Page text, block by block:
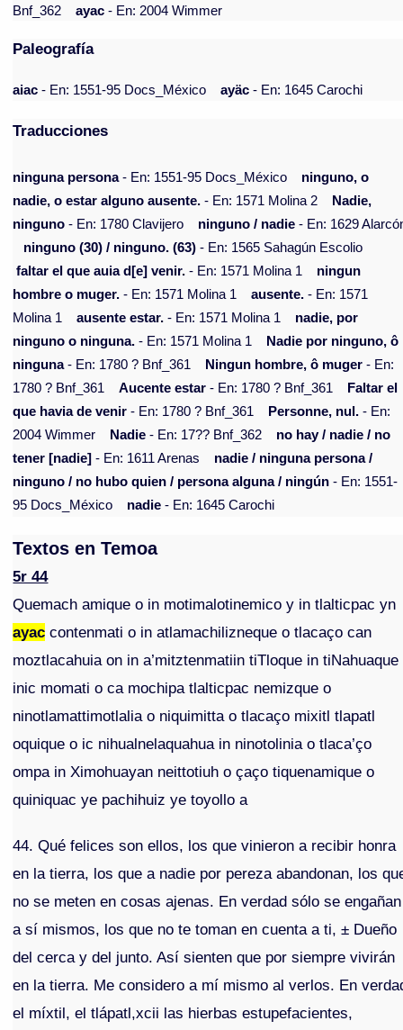
Bnf_362
ayac- En: 2004 Wimmer
Paleografía
aiac - En: 1551-95 Docs_México ayäc - En: 1645 Carochi
Traducciones
ninguna persona- En: 1551-95 Docs_México
ninguno, o
nadie, o estar alguno ausente. - En: 1571 Molina 2
Nadie,
ninguno - En: 1780 Clavijero ninguno / nadie - En: 1629
ninguno (30) / ninguno. (63) - En: 1565 Sahagún Escolio
faltar el que auia d[e] venir. - En: 1571 Molina 1
ningun
hombre o muger. - En: 1571 Molina 1 ausente. - En: 1571
Molina 1
ausente estar. - En: 1571 Molina 1
nadie, por
ninguno o ninguna. - En: 1571 Molina 1
Nadie por ninguno, ô
ninguna- En: 1780 ? Bnf_361 Ningun hombre, ô muger - En:
1780 ? Bnf_361
Aucente estar - En: 1780 ? Bnf_361
Faltar el
que havia de venir - En: 1780 ? Bnf_361 Personne, nul. - En:
2004 Wimmer
Nadie - En: 17?? Bnf_362
no hay / nadie / no
tener [nadie] - En: 1611 Arenas
nadie / ninguna persona /
ninguno / no hubo quien / persona alguna / ningún - En: 1551-
95 Docs_México
nadie - En: 1645 Carochi
Textos en Temoa
5r 44
Quemach amique o in motimalotinemico y in tlalticpac yn
ayac contenmati o in atlamachilizneque o tlacaço can
moztlacahuia on in a’mitztenmatiin tiTloque in tiNahuaque
inic momati o ca mochipa tlalticpac nemizque o
ninotlamattimotlalia o niquimitta o tlacaço mixitl tlapatl
oquique o ic nihualnelaquahua in ninotolinia o tlaca’ço
ompa in Ximohuayan neittotiuh o çaço tiquenamique o
quiniquac ye pachihuiz ye toyollo a
44. Qué felices son ellos, los que vinieron a recibir honra
en la tierra, los que a nadie por pereza abandonan, los
no se meten en cosas ajenas. En verdad sólo se engañan
a sí mismos, los que no te toman en cuenta a ti, ± Dueño
del cerca y del junto. Así sienten que por siempre vivirán
en la tierra. Me considero a mí mismo al verlos. En
el míxtil, el tlápatl,xcii las hierbas estupefacientes,